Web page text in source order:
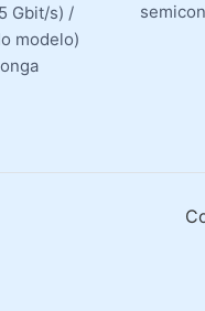
Gbit/s) /
modelo)